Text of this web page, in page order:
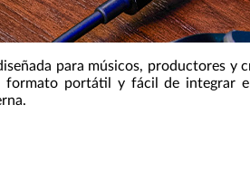
para músicos, productores
portátil y fácil de integrar